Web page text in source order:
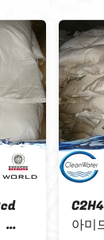
안디아미드
아니딘